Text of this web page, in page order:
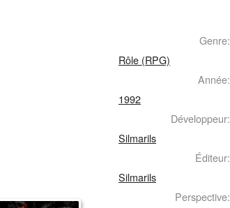
Genre:
Rôle (RPG)
Année:
1992
Développeur:
Silmarils
Éditeur:
Silmarils
Perspective: